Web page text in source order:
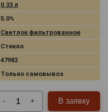
0.33 л
5.0%
Светлое фильтрованное
Стекло
47982
Только самовывоз
- + В заявку